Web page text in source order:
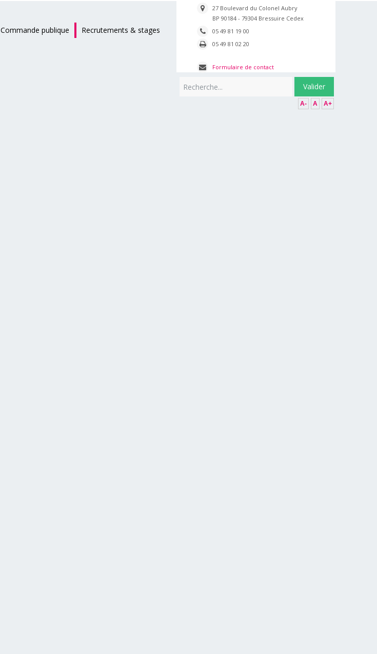
A- A A+
Valider
27 Boulevard du Colonel Aubry
BP 90184 - 79304 Bressuire Cedex
05 49 81 19 00
05 49 81 02 20
Formulaire de contact
Commande publique Recrutements & stages